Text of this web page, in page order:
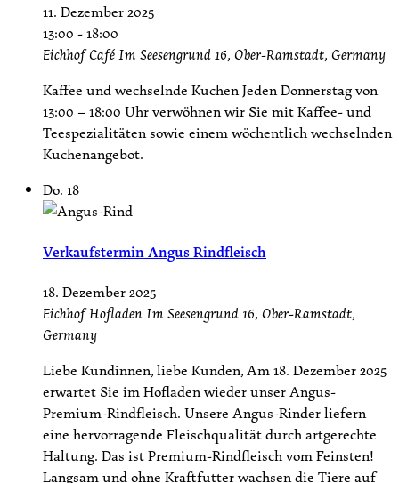
11. Dezember 2025
13:00 -18:00
Eichhof CaféIm Seesengrund 16, Ober-Ramstadt, Germany
Kaffee und wechselnde Kuchen Jeden Donnerstag von
13:00 – 18:00 Uhr verwöhnen wir Sie mit Kaffee- und
Teespezialitäten sowie einem wöchentlich wechselnden
Kuchenangebot.
Do. 18
Verkaufstermin Angus Rindfleisch
18. Dezember 2025
Eichhof Hofladen Im Seesengrund 16, Ober-Ramstadt,
Germany
Liebe Kundinnen, liebe Kunden, Am 18. Dezember 2025
erwartet Sie im Hofladen wieder unser Angus-
Premium-Rindfleisch. Unsere Angus-Rinder liefern
eine hervorragende Fleischqualität durch artgerechte
Haltung. Das ist Premium-Rindfleisch vom Feinsten!
Langsam und ohne Kraftfutter wachsen die Tiere auf